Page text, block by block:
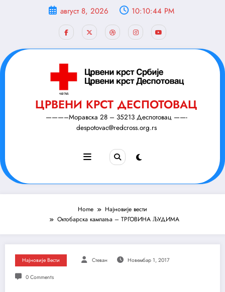
август 8, 2026 10:10:45 PM
ЦРВЕНИ КРСТ ДЕСПОТОВАЦ
———–Моравска 28 – 35213 Деспотовац ——-
despotovac@redcross.org.rs
Home
Најновије вести
Октобарска кампања – ТРГОВИНА ЉУДИМА
Најновије Вести Стеван Новембар 1, 2017
0 Comments